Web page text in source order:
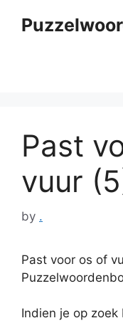
Past
vuur
by .
Past voor os of
Indien je op